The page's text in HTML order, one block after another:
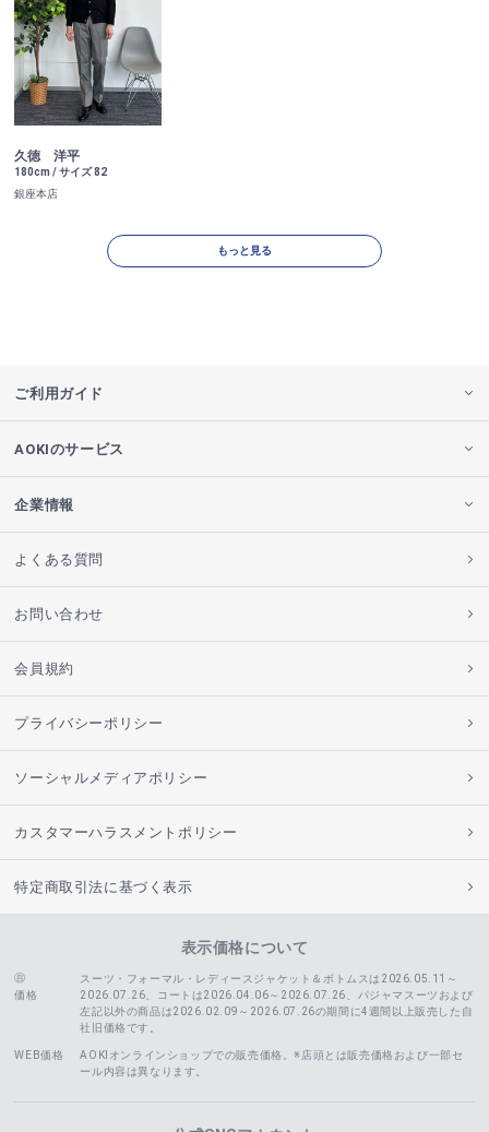
久徳 洋平
180cm / サイズ 82
銀座本店
もっと見る
ご利用ガイド
AOKIのサービス
企業情報
よくある質問
お問い合わせ
会員規約
プライバシーポリシー
ソーシャルメディアポリシー
カスタマーハラスメントポリシー
特定商取引法に基づく表示
表示価格について
価格
スーツ・フォーマル・レディースジャケット＆ボトムスは2026.05.11～
2026.07.26、コートは2026.04.06～2026.07.26、
パジャマスーツおよび
左記以外の商品は2026.02.09～2026.07.26の期間に4週間以上販売した自
社旧価格です。
WEB価格
AOKIオンラインショップでの販売価格。※店頭とは販売価格および一部セ
ール内容は異なります。